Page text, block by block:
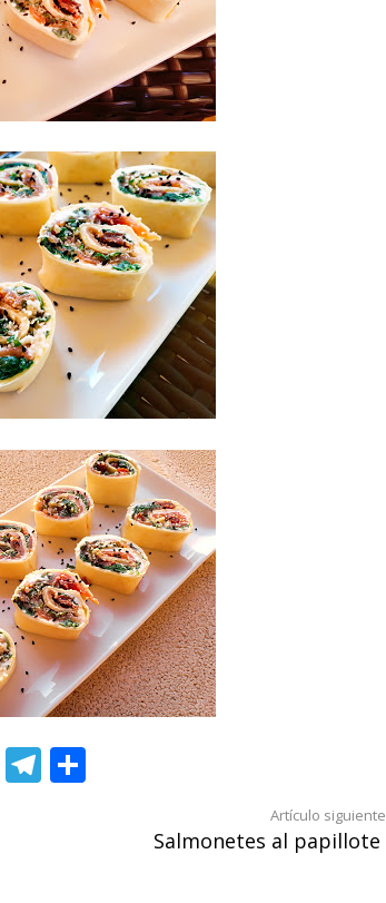
PrintTelegram
Artículo siguiente
Salmonetes al papillote